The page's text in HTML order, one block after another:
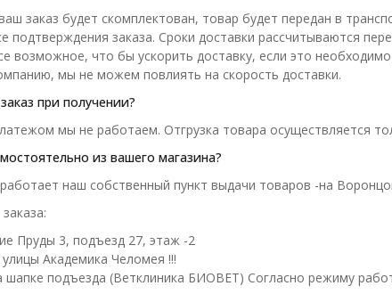
заказ будет скомплектован, товар будет передан в
подтверждения заказа. Сроки доставки рассчитываются
возможное, что бы ускорить доставку, если это
мы не можем повлиять на скорость доставки.
при получении?
мы не работаем. Отгрузка товара осуществляется
из вашего магазина?
наш собственный пункт выдачи товаров -на
Пруды 3, подъезд 27, этаж -2
Академика Челомея !!!
шапке подъезда (Ветклиника БИОВЕТ) Согласно режиму